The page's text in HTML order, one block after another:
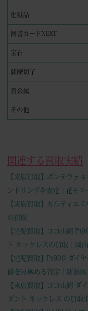
化粧品
図書カードNEXT
宝石
薩摩切子
貴金属
その他
関連する買取実績
【来店買取】ポンテヴェ
ンドリングを査定｜花モ
【来店買取】カルティエ
の買取
【宅配買取】ココ山岡
ト ネックレスの買取｜岡
【宅配買取】Pt900 ダイ
値を見極める査定｜新潟県
【来店買取】ココ山岡 ダ
ダント ネックレス の買取